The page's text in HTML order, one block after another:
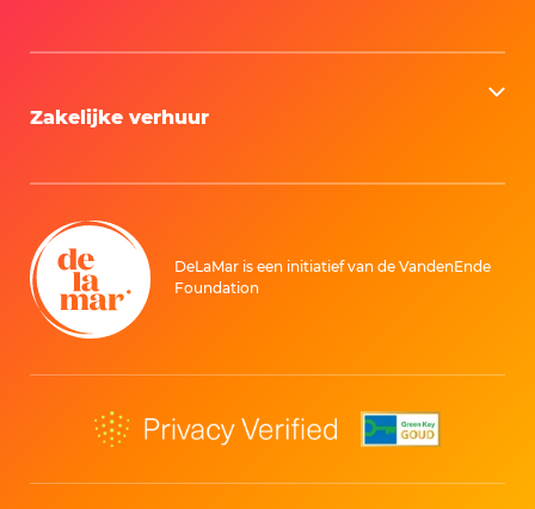
Zakelijke verhuur
DeLaMar is een initiatief van de VandenEnde
Foundation